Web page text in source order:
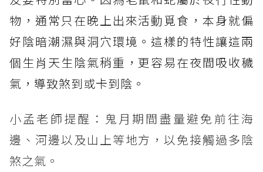
物，通常只在晚上出來活動覓食，本身就偏
好陰暗潮濕與洞穴環境。這樣的特性讓這兩
個生肖天生陰氣稍重，更容易在夜間吸收穢
氣，導致煞到或卡到陰。
小孟老師提醒：鬼月期間盡量避免前往海
邊、河邊以及山上等地方，以免接觸過多陰
煞之氣。